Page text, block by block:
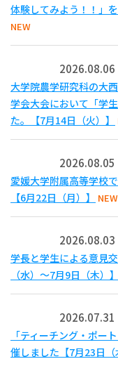
体験してみよう！！」
NEW
2026.08.06
大学院農学研究科の大
学会大会において「学
た。【7月14日（火）】
2026.08.05
愛媛大学附属高等学校
【6月22日（月）】
NEW
2026.08.03
学長と学生による意見
（水）～7月9日（木）】
2026.07.31
「ティーチング・ポー
催しました【7月23日（